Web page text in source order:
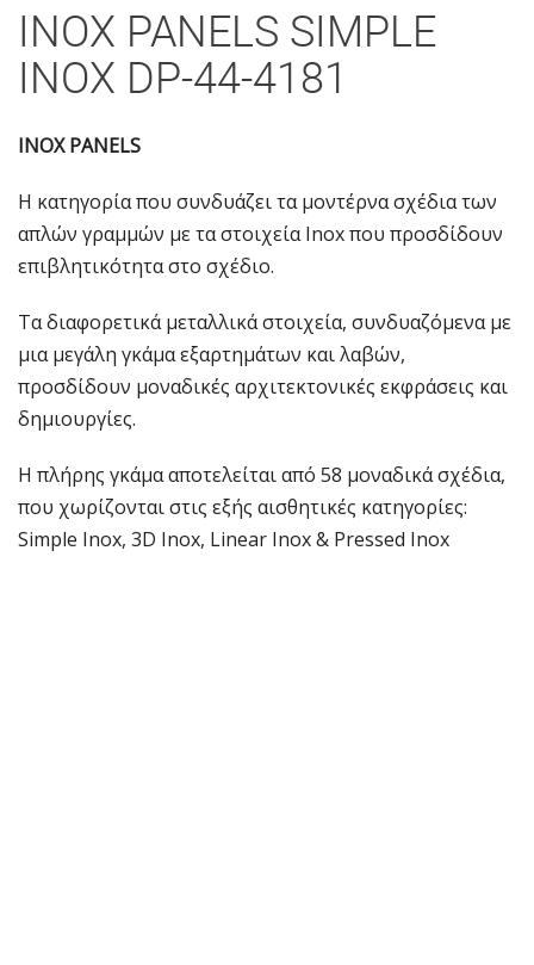
INOX PANELS SIMPLE
INOX DP-44-4181
INOX PANELS
Η κατηγορία που συνδυάζει τα μοντέρνα σχέδια των
απλών γραμμών με τα στοιχεία Inox που προσδίδουν
επιβλητικότητα στο σχέδιο.
Τα διαφορετικά μεταλλικά στοιχεία, συνδυαζόμενα με
μια μεγάλη γκάμα εξαρτημάτων και λαβών,
προσδίδουν μοναδικές αρχιτεκτονικές εκφράσεις και
δημιουργίες.
Η πλήρης γκάμα αποτελείται από 58 μοναδικά σχέδια,
που χωρίζονται στις εξής αισθητικές κατηγορίες:
Simple Inox, 3D Inox, Linear Inox & Pressed Inox